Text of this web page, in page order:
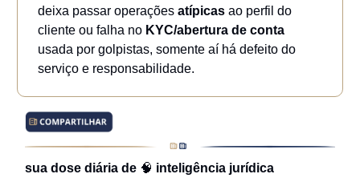
deixa passar operações atípicas ao perfil do
cliente ou falha no KYC/abertura de conta
usada por golpistas, somente aí há defeito do
serviço e responsabilidade.
sua dose diária de 🧠 inteligência jurídica